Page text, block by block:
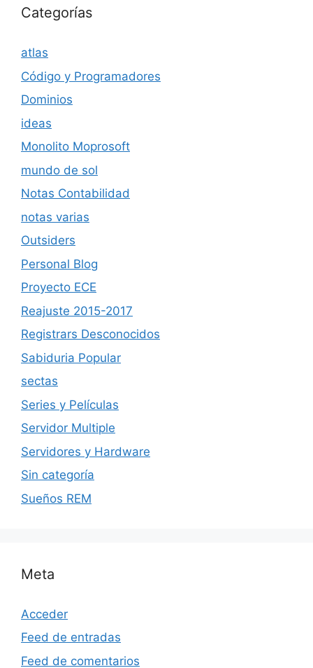
Categorías
atlas
Código y Programadores
Dominios
ideas
Monolito Moprosoft
mundo de sol
Notas Contabilidad
notas varias
Outsiders
Personal Blog
Proyecto ECE
Reajuste 2015-2017
Registrars Desconocidos
Sabiduria Popular
sectas
Series y Películas
Servidor Multiple
Servidores y Hardware
Sin categoría
Sueños REM
Meta
Acceder
Feed de entradas
Feed de comentarios